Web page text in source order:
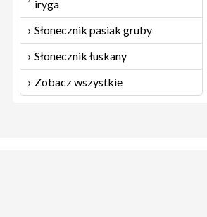
iryga
Słonecznik pasiak gruby
Słonecznik łuskany
Zobacz wszystkie